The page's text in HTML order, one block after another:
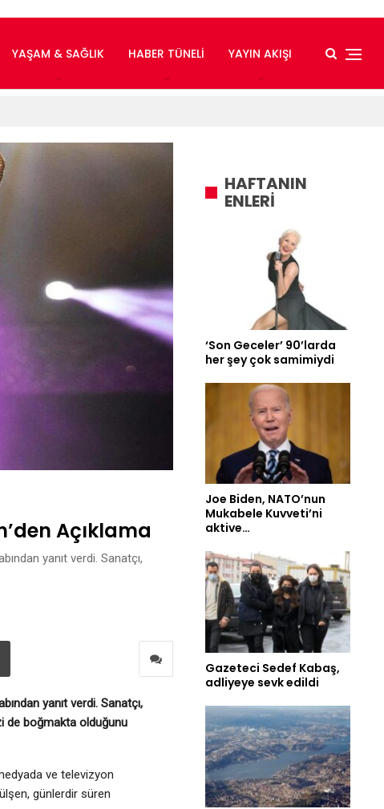
YAŞAM & SAĞLIK HABER TÜNELI YAYIN AKIŞI
Açıklama
yanıt verdi. Sanatçı,
yanıt verdi. Sanatçı,
de boğmakta olduğunu
ve televizyon
günlerdir süren
HAFTANIN
ENLERİ
‘Son Geceler’ 90’larda
her şey çok samimiydi
Joe Biden, NATO’nun
Mukabele Kuvveti’ni
aktive…
Gazeteci Sedef Kabaş,
adliyeye sevk edildi